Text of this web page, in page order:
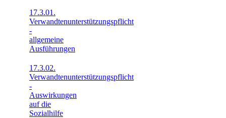
17.3.01.
Verwandtenunterstützungspflicht
-
allgemeine
Ausführungen
17.3.02.
Verwandtenunterstützungspflicht
-
Auswirkungen
auf die
Sozialhilfe